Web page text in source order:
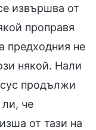
извършва от
проправя
предходния не
някой. Нали
продължи
че
от тази на